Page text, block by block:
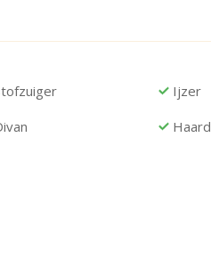
Ijzer
Haard